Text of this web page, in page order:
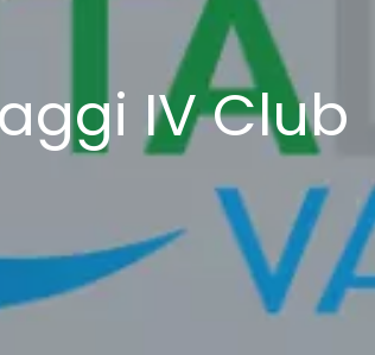
IV Club